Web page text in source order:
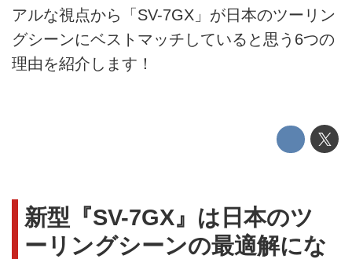
アルな視点から「SV-7GX」が日本のツーリン
グシーンにベストマッチしていると思う6つの
理由を紹介します！
新型『SV-7GX』は日本のツ
ーリングシーンの最適解にな